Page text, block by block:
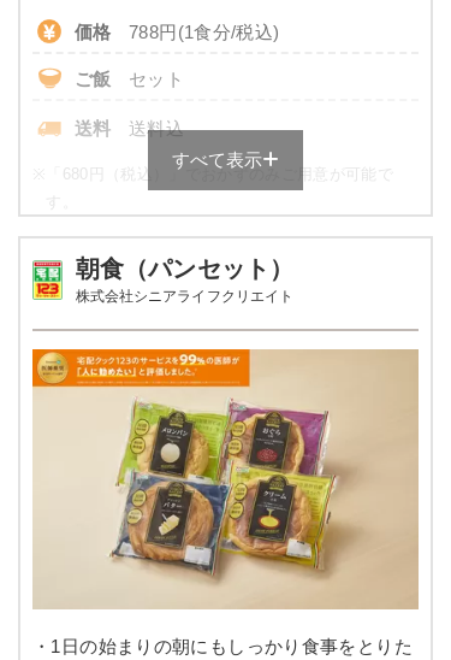
ペペロンチーノ
野菜とウインナーの炒め物
桜でんぶ
ブロッコリーと海老のサラダ
エネルギー：589Kcal、たんぱく質20.2g、脂
質：17.7g、炭水化物：83.4g、ナトリウム：
895mg、食塩相当量2.3g
※メニューの補足
※ご飯セットの栄養素です。お弁当献立の一例
とその栄養価のため、実際にご提供可能なメニ
ューではないのでご注意ください。
価格 788円(1食分/税込)
ご飯 セット
送料 送料込
※
「680円（税込）」でおかずのみご用意が可能で
品数 5品～6品
カロリー 600～800 kcal
3.0g以下（1ヵ月平均）が
目安
タンパク質 16.0～35.0g
脂質 -
-
リン -
すべて表示
朝食（パンセット）
株式会社シニアライフクリエイト
・1日の始まりの朝にもしっかり食事をとりた